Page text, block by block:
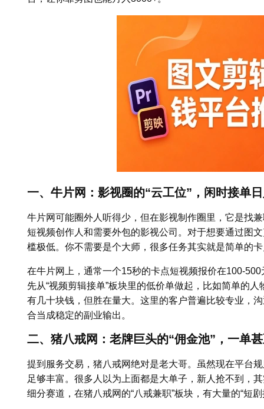
一、牛片网：影视圈的“云工位”，闲时接单
牛片网可能圈外人听得少，但在影视制作圈里，它是找
短视频创作人和需要外包的影视公司。对于想要通过图
槛极低。你不需要是个大师，很多任务其实就是简单的
在牛片网上，通常一个15秒的卡点短视频报价在100-
先从“视频剪辑接单”板块里的低价单做起，比如简单的
有几十块钱，但胜在量大。这里的客户普遍比较专业，
合当成稳定的副业输出。
二、猪八戒网：老牌巨头的“佣金池”，一单
提到服务交易，猪八戒网绝对是老大哥。虽然现在平台
足够丰富。很多人以为上面都是大单子，新人抢不到，
细分赛道，在猪八戒网的“八戒兼职”板块，有大量的“短